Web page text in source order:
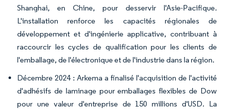
Shanghai, en Chine, pour desservir l'Asie-Pacifique.
L'installation renforce les capacités régionales de
développement et d'ingénierie applicative, contribuant à
raccourcir les cycles de qualification pour les clients de
l'emballage, de l'électronique et de l'industrie dans la région.
Décembre 2024 : Arkema a finalisé l'acquisition de l'activité
d'adhésifs de laminage pour emballages flexibles de Dow
pour une valeur d'entreprise de 150 millions d'USD. La